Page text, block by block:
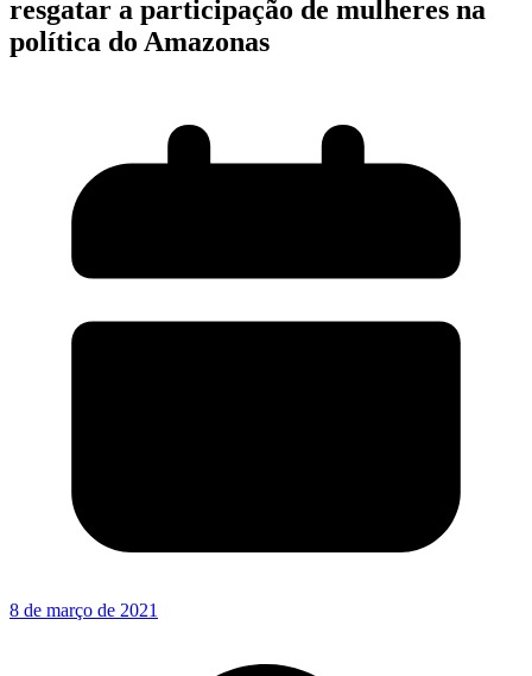
resgatar a participação de mulheres na
política do Amazonas
8 de março de 2021